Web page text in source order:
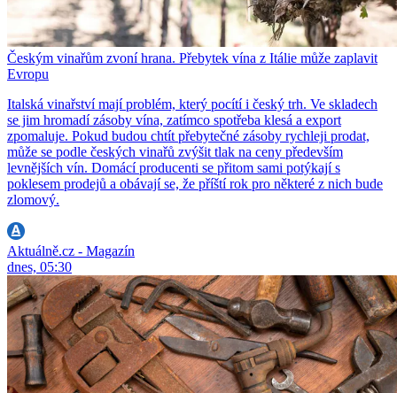
Českým vinařům zvoní hrana. Přebytek vína z Itálie může zaplavit
Evropu
Italská vinařství mají problém, který pocítí i český trh. Ve skladech
se jim hromadí zásoby vína, zatímco spotřeba klesá a export
zpomaluje. Pokud budou chtít přebytečné zásoby rychleji prodat,
může se podle českých vinařů zvýšit tlak na ceny především
levnějších vín. Domácí producenti se přitom sami potýkají s
poklesem prodejů a obávají se, že příští rok pro některé z nich bude
zlomový.
Aktuálně.cz - Magazín
dnes, 05:30